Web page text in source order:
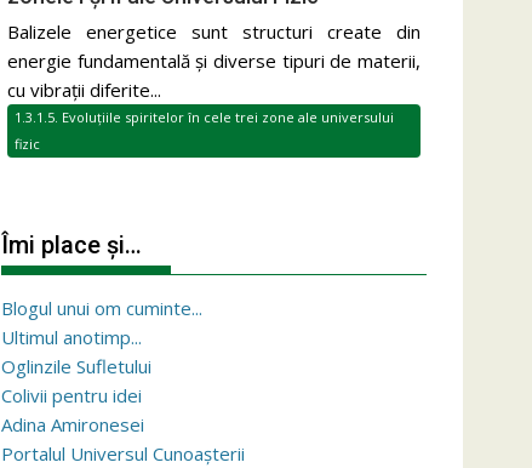
Balizele energetice sunt structuri create din
energie fundamentală și diverse tipuri de materii,
cu vibrații diferite...
1.3.1.5. Evoluțiile spiritelor în cele trei zone ale universului
fizic
Îmi place și…
Blogul unui om cuminte...
Ultimul anotimp...
Oglinzile Sufletului
Colivii pentru idei
Adina Amironesei
Portalul Universul Cunoașterii